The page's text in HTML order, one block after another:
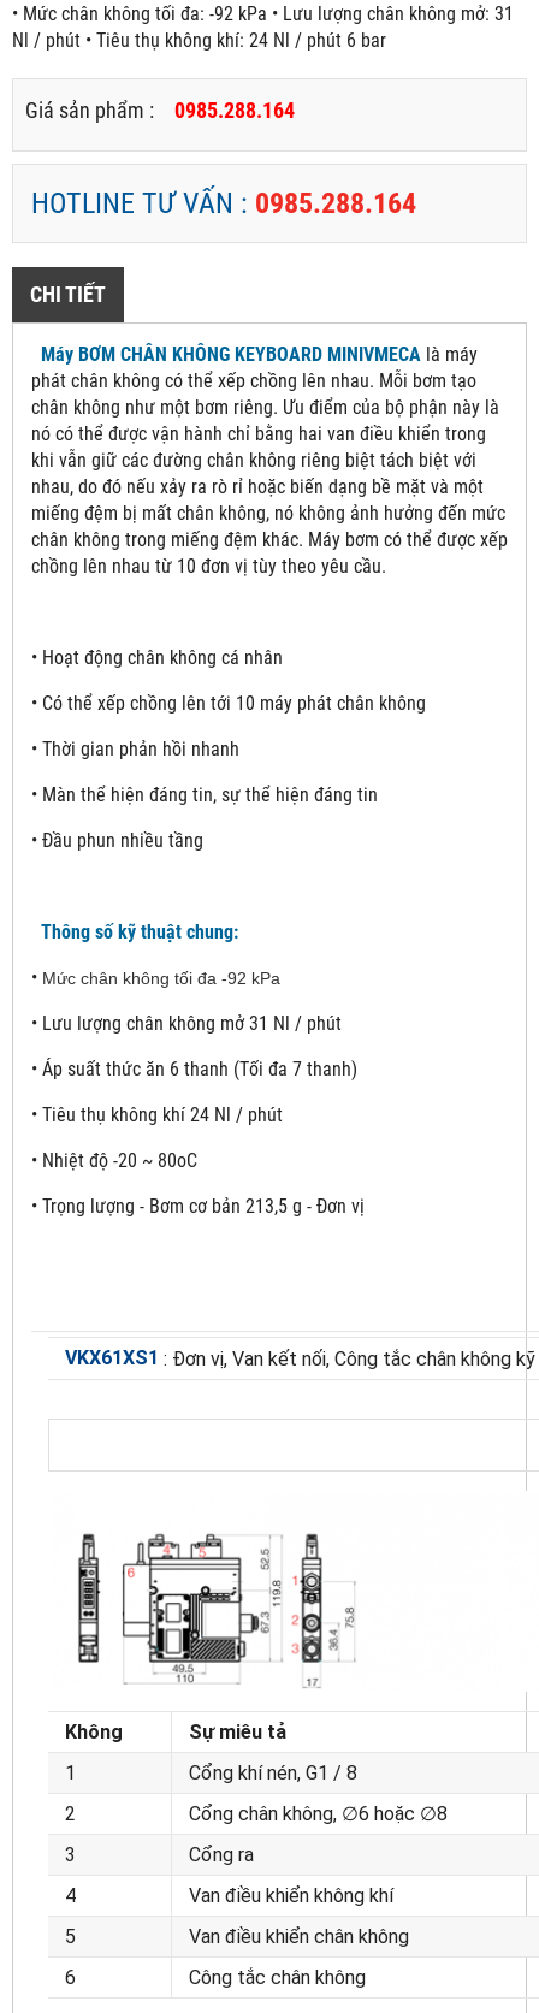
• Mức chân không tối đa: -92 kPa • Lưu lượng chân không mở: 31
Nl / phút • Tiêu thụ không khí: 24 Nl / phút 6 bar
Giá sản phẩm : 0985.288.164
HOTLINE TƯ VẤN : 0985.288.164
CHI TIẾT
Máy BƠM CHÂN KHÔNG KEYBOARD MINIVMECA là máy
phát chân không có thể xếp chồng lên nhau. Mỗi bơm tạo
chân không như một bơm riêng. Ưu điểm của bộ phận này là
nó có thể được vận hành chỉ bằng hai van điều khiển trong
khi vẫn giữ các đường chân không riêng biệt tách biệt với
nhau, do đó nếu xảy ra rò rỉ hoặc biến dạng bề mặt và một
miếng đệm bị mất chân không, nó không ảnh hưởng đến mức
chân không trong miếng đệm khác. Máy bơm có thể được xếp
chồng lên nhau từ 10 đơn vị tùy theo yêu cầu.
• Hoạt động chân không cá nhân
• Có thể xếp chồng lên tới 10 máy phát chân không
• Thời gian phản hồi nhanh
• Màn thể hiện đáng tin, sự thể hiện đáng tin
• Đầu phun nhiều tầng
Thông số kỹ thuật chung:
• Mức chân không tối đa -92 kPa
• Lưu lượng chân không mở 31 Nl / phút
• Áp suất thức ăn 6 thanh (Tối đa 7 thanh)
• Tiêu thụ không khí 24 Nl / phút
• Nhiệt độ -20 ~ 80oC
• Trọng lượng - Bơm cơ bản 213,5 g - Đơn vị
VKX61XS1 : Đơn vị, Van kết nối, Công tắc chân không
Không
Sự miêu tả
1
Cổng khí nén, G1 / 8
2
Cổng chân không, ∅6 hoặc ∅8
3
Cổng ra
4
Van điều khiển không khí
5
Van điều khiển chân không
6
Công tắc chân không